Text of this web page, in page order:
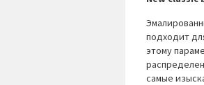
подходит
этому
самые